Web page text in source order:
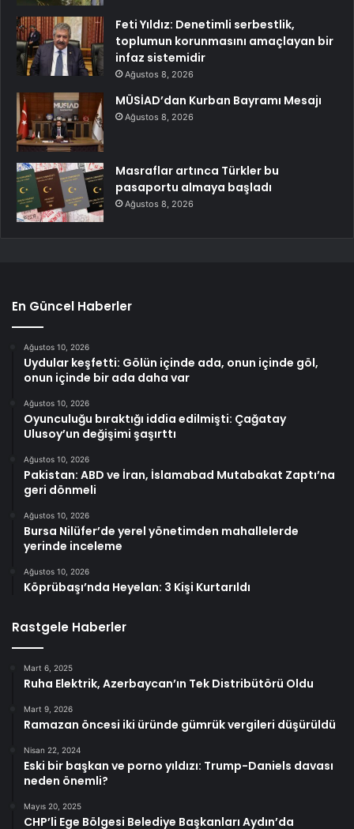
Feti Yıldız: Denetimli serbestlik,
toplumun korunmasını amaçlayan bir
infaz sistemidir
Ağustos 8, 2026
MÜSİAD’dan Kurban Bayramı Mesajı
Ağustos 8, 2026
Masraflar artınca Türkler bu
pasaportu almaya başladı
Ağustos 8, 2026
En Güncel Haberler
Ağustos 10, 2026
Uydular keşfetti: Gölün içinde ada, onun içinde göl,
onun içinde bir ada daha var
Ağustos 10, 2026
Oyunculuğu bıraktığı iddia edilmişti: Çağatay
Ulusoy’un değişimi şaşırttı
Ağustos 10, 2026
Pakistan: ABD ve İran, İslamabad Mutabakat Zaptı’na
geri dönmeli
Ağustos 10, 2026
Bursa Nilüfer’de yerel yönetimden mahallelerde
yerinde inceleme
Ağustos 10, 2026
Köprübaşı’nda Heyelan: 3 Kişi Kurtarıldı
Rastgele Haberler
Mart 6, 2025
Ruha Elektrik, Azerbaycan’ın Tek Distribütörü Oldu
Mart 9, 2026
Ramazan öncesi iki üründe gümrük vergileri düşürüldü
Nisan 22, 2024
Eski bir başkan ve porno yıldızı: Trump-Daniels davası
neden önemli?
Mayıs 20, 2025
CHP’li Ege Bölgesi Belediye Başkanları Aydın’da